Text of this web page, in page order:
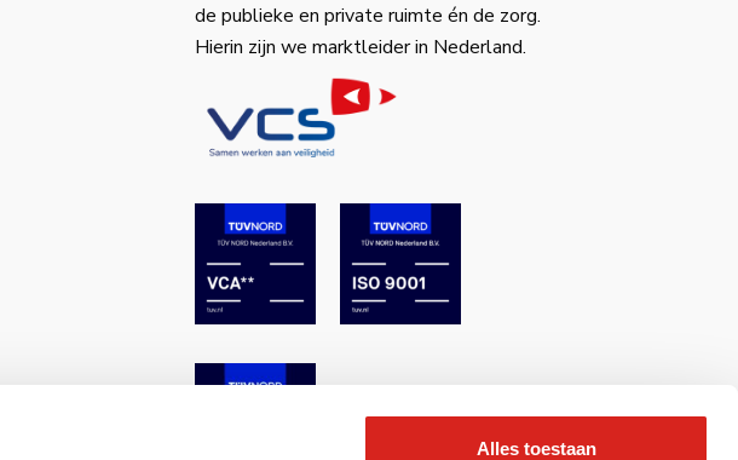
Alles toestaan
de publieke en private ruimte én de zorg.
Hierin zijn we marktleider in Nederland.